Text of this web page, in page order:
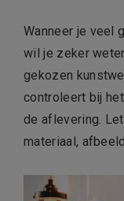
Wanneer je veel
wil je zeker
gekozen
controleert bij
de aflevering.
materiaal,